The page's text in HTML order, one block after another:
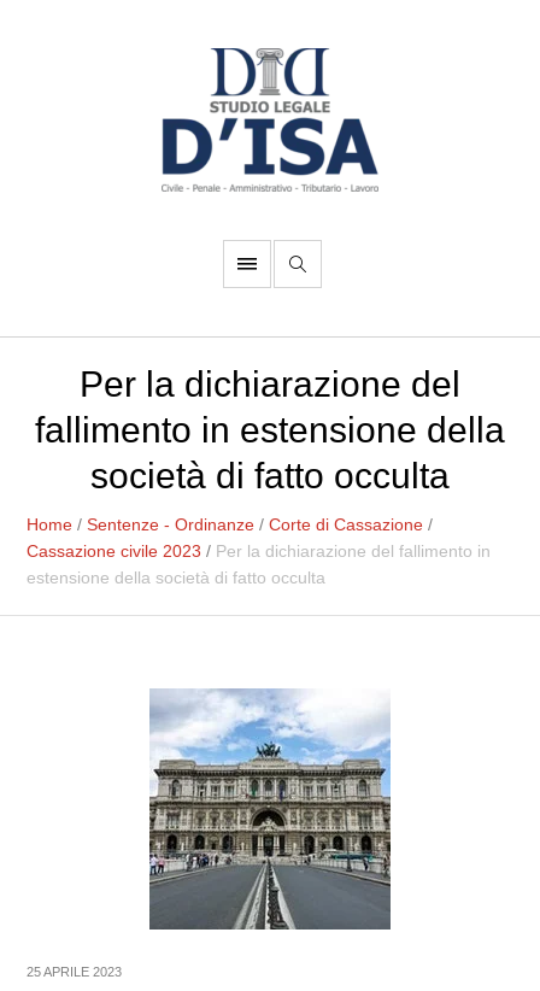
Per la dichiarazione del
fallimento in estensione della
società di fatto occulta
Home /Sentenze - Ordinanze /Corte di Cassazione /
Cassazione civile 2023 / Per la dichiarazione del fallimento in
estensione della società di fatto occulta
25 APRILE 2023